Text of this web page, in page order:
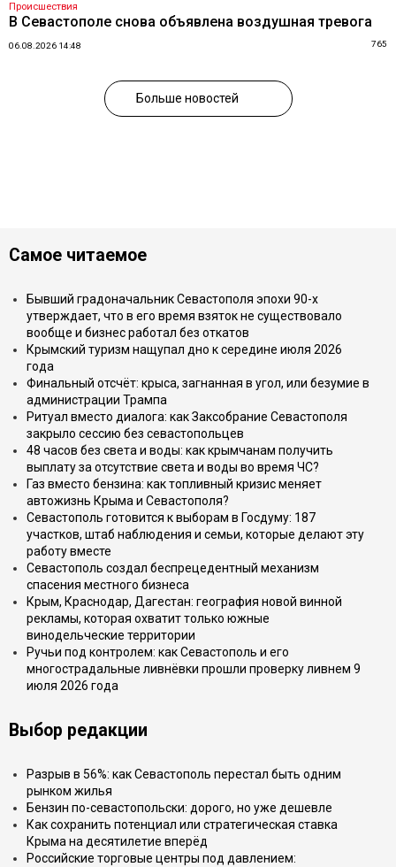
Происшествия
В Севастополе снова объявлена воздушная тревога
06.08.2026 14:48 765
Больше новостей
Самое читаемое
Бывший градоначальник Севастополя эпохи 90-х
утверждает, что в его время взяток не существовало
вообще и бизнес работал без откатов
Крымский туризм нащупал дно к середине июля 2026
года
Финальный отсчёт: крыса, загнанная в угол, или безумие в
администрации Трампа
Ритуал вместо диалога: как Заксобрание Севастополя
закрыло сессию без севастопольцев
48 часов без света и воды: как крымчанам получить
выплату за отсутствие света и воды во время ЧС?
Газ вместо бензина: как топливный кризис меняет
автожизнь Крыма и Севастополя?
Севастополь готовится к выборам в Госдуму: 187
участков, штаб наблюдения и семьи, которые делают эту
работу вместе
Севастополь создал беспрецедентный механизм
спасения местного бизнеса
Крым, Краснодар, Дагестан: география новой винной
рекламы, которая охватит только южные
винодельческие территории
Ручьи под контролем: как Севастополь и его
многострадальные ливнёвки прошли проверку ливнем 9
июля 2026 года
Выбор редакции
Разрыв в 56%: как Севастополь перестал быть одним
рынком жилья
Бензин по-севастопольски: дорого, но уже дешевле
Как сохранить потенциал или стратегическая ставка
Крыма на десятилетие вперёд
Российские торговые центры под давлением: